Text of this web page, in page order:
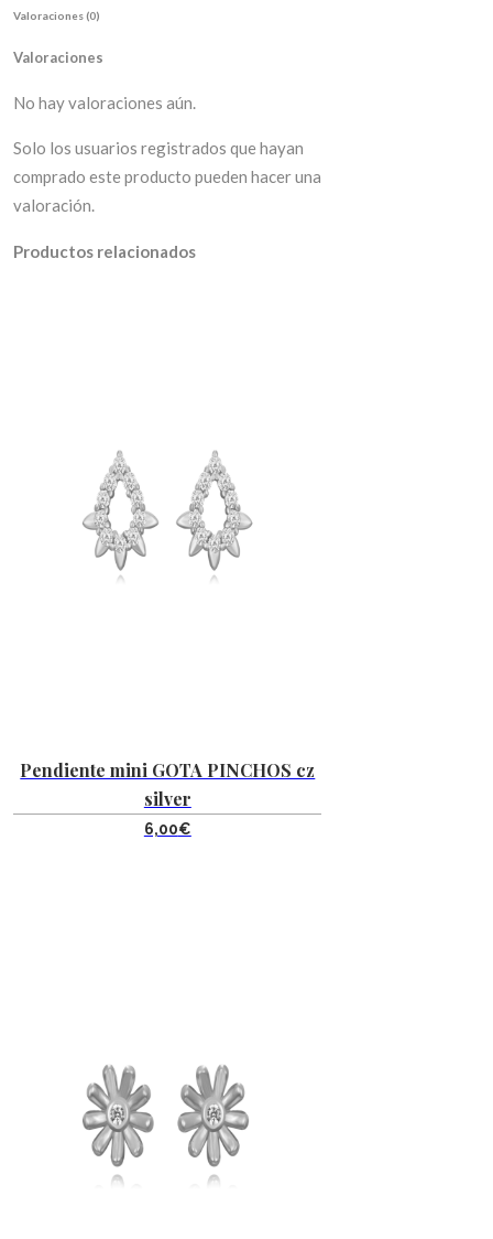
Valoraciones (0)
Valoraciones
No hay valoraciones aún.
Solo los usuarios registrados que hayan
comprado este producto pueden hacer una
valoración.
Productos relacionados
Pendiente mini GOTA PINCHOS cz
silver
6,00€